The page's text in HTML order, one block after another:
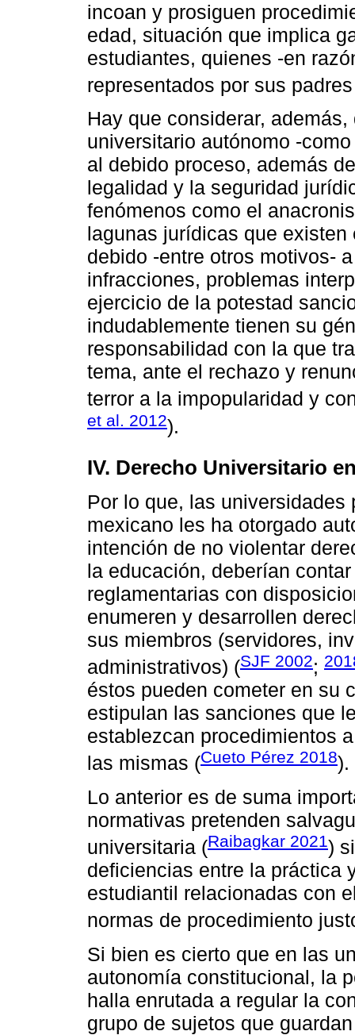
incoan y prosiguen
edad, situación que implica
estudiantes, quienes -en
representados por sus
Hay que considerar,
universitario autónomo -
al debido proceso, además
legalidad y la seguridad
fenómenos como el
lagunas jurídicas que
debido -entre otros motivos-
infracciones, problemas
ejercicio de la potestad
indudablemente tienen su
responsabilidad con la que
tema, ante el rechazo y
terror a la impopularidad y
et al. 2012).
IV. Derecho Universitario
Por lo que, las
mexicano les ha otorgado
intención de no violentar
la educación, deberían
reglamentarias con
enumeren y desarrollen
sus miembros (servidores,
administrativos) (SJF 2002;
éstos pueden cometer en su
estipulan las sanciones que
establezcan procedimientos
las mismas (Cueto Pérez 2018).
Lo anterior es de suma
normativas pretenden
universitaria (Raibagkar 2021)
deficiencias entre la práctica
estudiantil relacionadas con
normas de procedimiento
Si bien es cierto que en las
autonomía constitucional, la
halla enrutada a regular la
grupo de sujetos que